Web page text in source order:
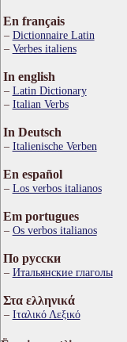
En français
Dictionnaire Latin
Verbes italiens
In english
Latin Dictionary
Italian Verbs
In Deutsch
Italienische Verben
En español
Los verbos italianos
Em portugues
Os verbos italianos
По русски
Итальянские глаголы
Στα ελληνικά
Ιταλικό Λεξικό